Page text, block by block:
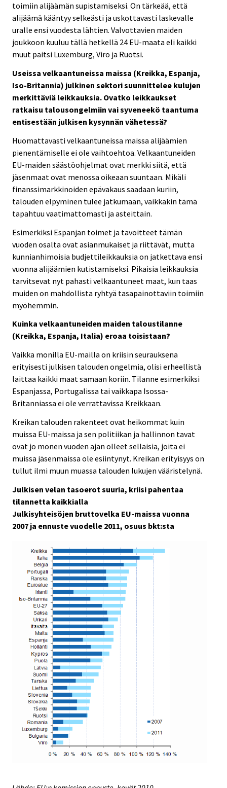
toimiin alijäämän supistamiseksi. On tärkeää, että
alijäämä kääntyy selkeästi ja uskottavasti laskevalle
uralle ensi vuodesta lähtien. Valvottavien maiden
joukkoon kuuluu tällä hetkellä 24 EU-maata eli kaikki
muut paitsi Luxemburg, Viro ja Ruotsi.
Useissa velkaantuneissa maissa (Kreikka, Espanja,
Iso-Britannia) julkinen sektori suunnittelee kulujen
merkittäviä leikkauksia. Ovatko leikkaukset
ratkaisu talousongelmiin vai syveneekö taantuma
entisestään julkisen kysynnän vähetessä?
Huomattavasti velkaantuneissa maissa alijäämien
pienentämiselle ei ole vaihtoehtoa. Velkaantuneiden
EU-maiden säästöohjelmat ovat merkki siitä, että
jäsenmaat ovat menossa oikeaan suuntaan. Mikäli
finanssimarkkinoiden epävakaus saadaan kuriin,
talouden elpyminen tulee jatkumaan, vaikkakin tämä
tapahtuu vaatimattomasti ja asteittain.
Esimerkiksi Espanjan toimet ja tavoitteet tämän
vuoden osalta ovat asianmukaiset ja riittävät, mutta
kunnianhimoisia budjettileikkauksia on jatkettava ensi
vuonna alijäämien kutistamiseksi. Pikaisia leikkauksia
tarvitsevat nyt pahasti velkaantuneet maat, kun taas
muiden on mahdollista ryhtyä tasapainottaviin toimiin
myöhemmin.
Kuinka velkaantuneiden maiden taloustilanne
(Kreikka, Espanja, Italia) eroaa toisistaan?
Vaikka monilla EU-mailla on kriisin seurauksena
erityisesti julkisen talouden ongelmia, olisi erheellistä
laittaa kaikki maat samaan koriin. Tilanne esimerkiksi
Espanjassa, Portugalissa tai vaikkapa Isossa-
Britanniassa ei ole verrattavissa Kreikkaan.
Kreikan talouden rakenteet ovat heikommat kuin
muissa EU-maissa ja sen politiikan ja hallinnon tavat
ovat jo monen vuoden ajan olleet sellaisia, joita ei
muissa jäsenmaissa ole esiintynyt. Kreikan erityisyys on
tullut ilmi muun muassa talouden lukujen vääristelynä.
Julkisen velan tasoerot suuria, kriisi pahentaa
tilannetta kaikkialla
Julkisyhteisöjen bruttovelka EU-maissa vuonna
2007 ja ennuste vuodelle 2011, osuus bkt:sta